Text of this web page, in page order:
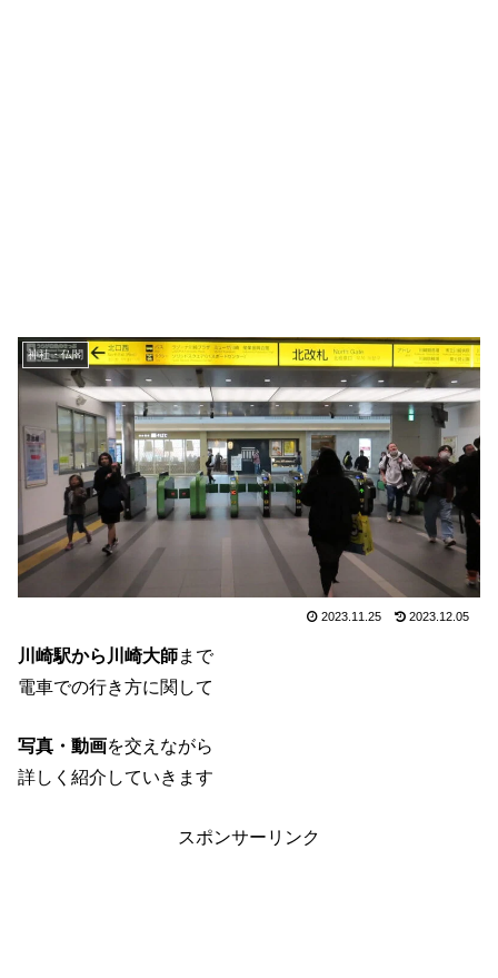
神社・仏閣
2023.11.25 2023.12.05
川崎駅から川崎大師まで
電車での行き方に関して
写真・動画を交えながら
詳しく紹介していきます
スポンサーリンク